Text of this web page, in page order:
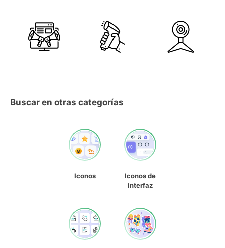
Buscar en otras categorías
Iconos
Iconos de
interfaz